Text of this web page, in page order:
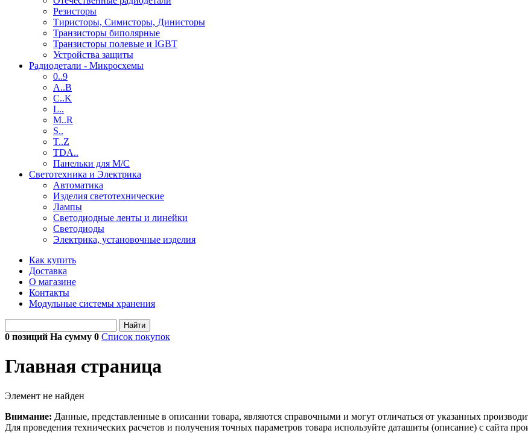
Резисторы
Тиристоры, Симисторы, Динисторы
Транзисторы биполярные
Транзисторы полевые и IGBT
Устройства защиты
Радиодетали - Микросхемы
0..9
A..B
C..K
L..
M..R
S..
T..Z
TDA..
Панельки для М/С
Светотехника и Электрика
Автоматика
Изделия светотехнические
Лампы
Светодиодные ленты и линейки
Светодиоды
Электрика, установочные изделия
Как купить
Доставка
О магазине
Контакты
Модульные системы хранения
Найти
0 позиций На сумму 0 Список покупок
Главная страница
Элемент не найден
Внимание: Данные, представленные в описании товара, являются справочными и могут отличаться от указанных
Для проведения технических расчетов и получения точных параметров товара используйте даташиты (описание) с сайта